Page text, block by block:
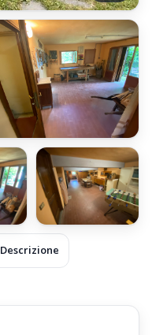
+108 foto
Descrizione